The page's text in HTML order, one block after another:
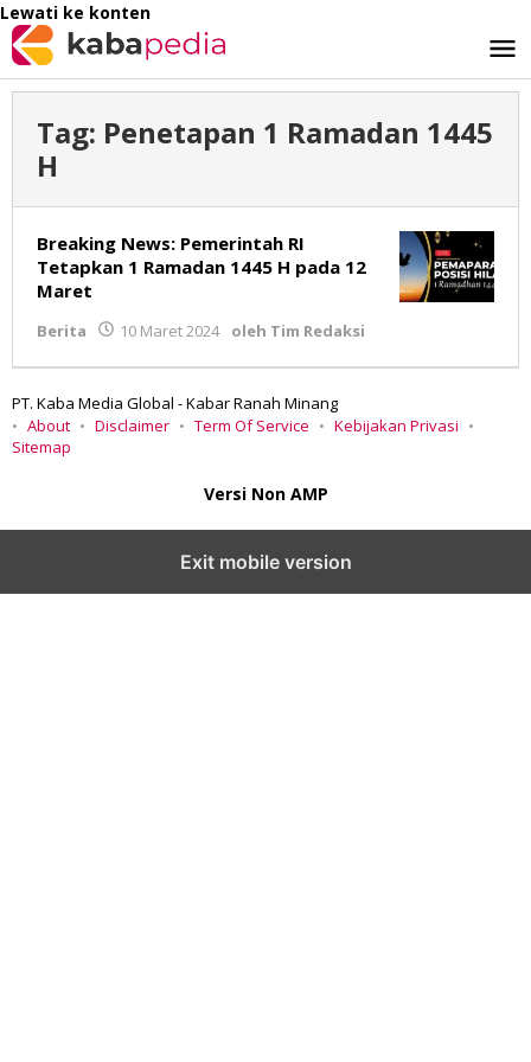
Lewati ke konten
Tag: Penetapan 1 Ramadan 1445
H
Breaking News: Pemerintah RI
Tetapkan 1 Ramadan 1445 H pada 12
Maret
Berita 10 Maret 2024 oleh Tim Redaksi
PT. Kaba Media Global - Kabar Ranah Minang
About
Disclaimer Term Of Service
Kebijakan Privasi
Sitemap
Versi Non AMP
Exit mobile version